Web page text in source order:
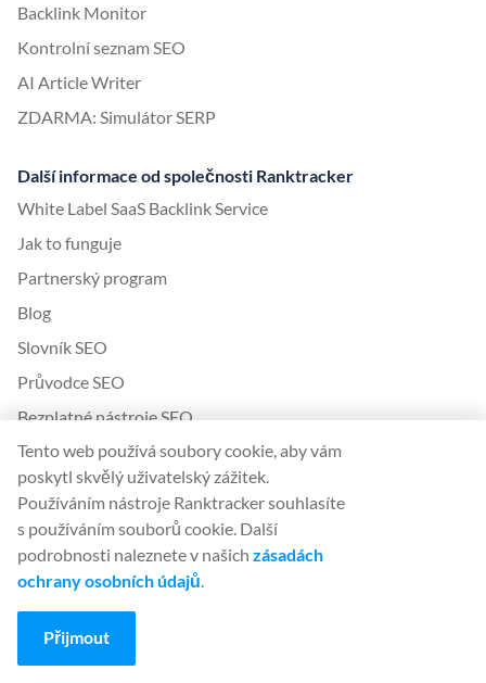
Backlink Monitor
Kontrolní seznam SEO
AI Article Writer
ZDARMA: Simulátor SERP
Další informace od společnosti Ranktracker
White Label SaaS Backlink Service
Jak to funguje
Partnerský program
Blog
Slovník SEO
Průvodce SEO
Bezplatné nástroje SEO
Dohoda o příspěvku pro hosty
Historie aktualizací algoritmů Google
Právní
Podmínky a pravidla
Zásady ochrany osobních údajů
App
Tento web používá soubory cookie, aby vám
poskytl skvělý uživatelský zážitek.
Používáním nástroje Ranktracker souhlasíte
s používáním souborů cookie. Další
podrobnosti naleznete v našich zásadách
ochrany osobních údajů.
Přijmout